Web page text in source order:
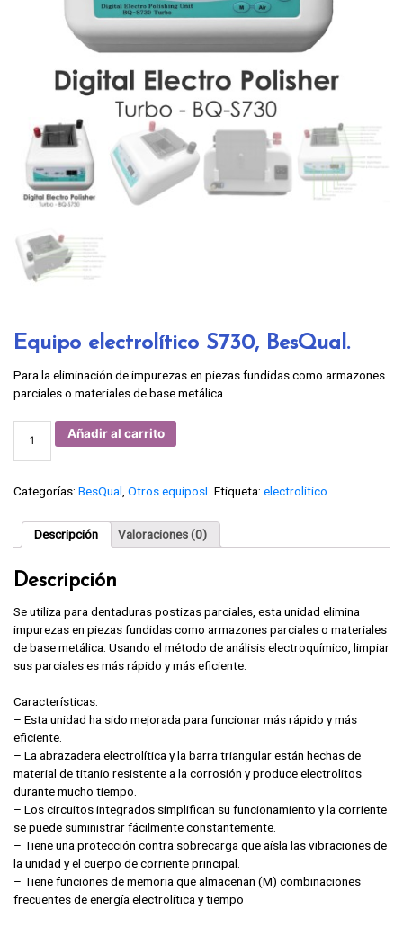
Equipo electrolítico S730, BesQual.
Para la eliminación de impurezas en piezas fundidas como armazones
parciales o materiales de base metálica.
Equipo
electrolítico
S730,
BesQual.
Añadir al carrito
Categorías: BesQual Otros equiposL Etiqueta: electrolitico
Descripción Valoraciones (0)
Descripción
Se utiliza para dentaduras postizas parciales, esta unidad elimina
impurezas en piezas fundidas como armazones parciales o materiales
de base metálica. Usando el método de análisis electroquímico, limpiar
sus parciales es más rápido y más eficiente.
Características:
– Esta unidad ha sido mejorada para funcionar más rápido y más
eficiente.
– La abrazadera electrolítica y la barra triangular están hechas de
material de titanio resistente a la corrosión y produce electrolitos
durante mucho tiempo.
– Los circuitos integrados simplifican su funcionamiento y la corriente
se puede suministrar fácilmente constantemente.
– Tiene una protección contra sobrecarga que aísla las vibraciones de
la unidad y el cuerpo de corriente principal.
– Tiene funciones de memoria que almacenan (M) combinaciones
frecuentes de energía electrolítica y tiempo